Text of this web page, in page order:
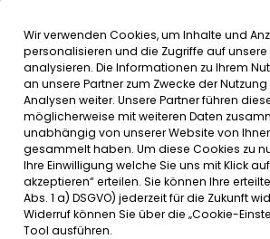
Inhalt der
SERVICE
HERZLICH
MARKT SULZBERG
Donnerstag, 16.10.2025
Wir verwenden Cookies, um Inhalte und
personalisieren und die Zugriffe auf unsere
analysieren. Die Informationen zu Ihrem
an unsere Partner zum Zwecke der
Analysen weiter. Unsere Partner führen
möglicherweise mit weiteren Daten
unabhängig von unserer Website von
gesammelt haben. Um diese Cookies zu
Ihre Einwilligung welche Sie uns mit Klick
akzeptieren“ erteilen. Sie können Ihre
Abs. 1 a) DSGVO) jederzeit für die Zukunft
Widerruf können Sie über die „Cookie-
Tool ausführen.